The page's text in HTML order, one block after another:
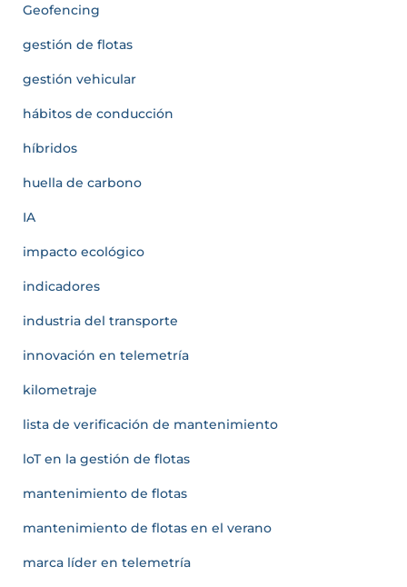
Geofencing
gestión de flotas
gestión vehicular
hábitos de conducción
híbridos
huella de carbono
IA
impacto ecológico
indicadores
industria del transporte
innovación en telemetría
kilometraje
lista de verificación de mantenimiento
loT en la gestión de flotas
mantenimiento de flotas
mantenimiento de flotas en el verano
marca líder en telemetría